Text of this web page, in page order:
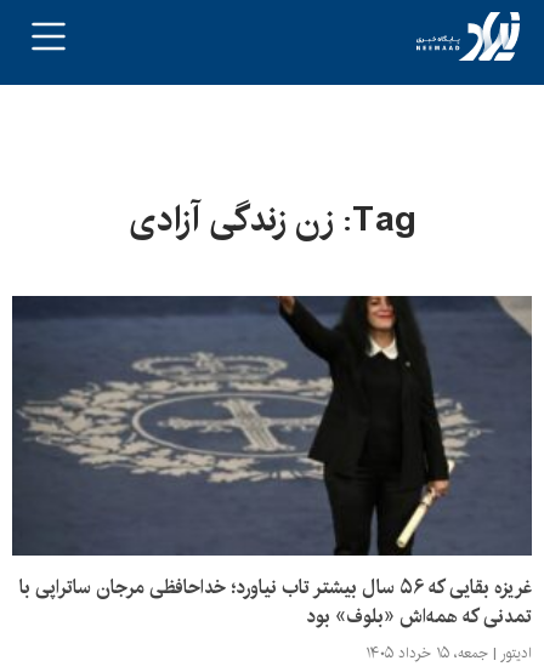
Tag: زن زندگی آزادی
غریزه بقایی که ۵۶ سال بیشتر تاب نیاورد؛ خداحافظی مرجان ساتراپی با
تمدنی که همه‌اش «بلوف» بود
ادیتور جمعه، ۱۵ خرداد ۱۴۰۵